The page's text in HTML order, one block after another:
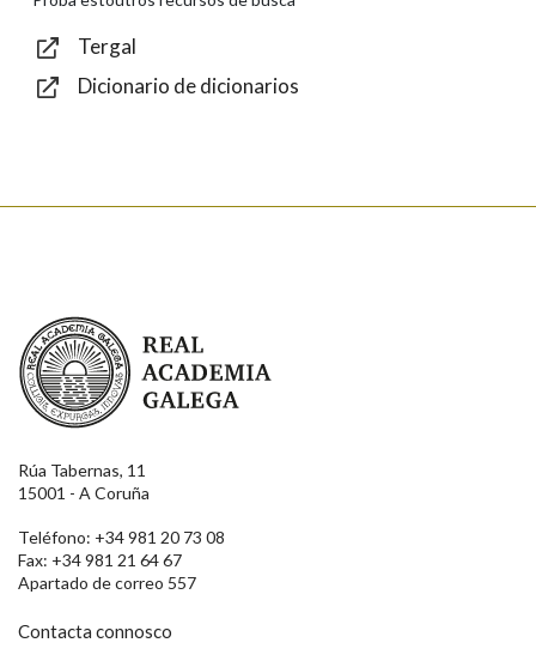
Tergal
Dicionario de dicionarios
Real Academia Galega
Rúa Tabernas, 11
15001 - A Coruña
Teléfono: +34 981 20 73 08
Fax: +34 981 21 64 67
Apartado de correo 557
Contacta connosco